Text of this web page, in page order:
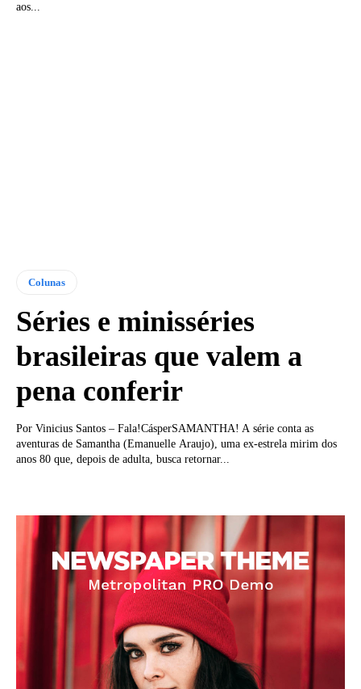
aos...
Colunas
Séries e minisséries
brasileiras que valem a
pena conferir
Por Vinicius Santos – Fala!CásperSAMANTHA! A série conta as
aventuras de Samantha (Emanuelle Araujo), uma ex-estrela mirim dos
anos 80 que, depois de adulta, busca retornar...